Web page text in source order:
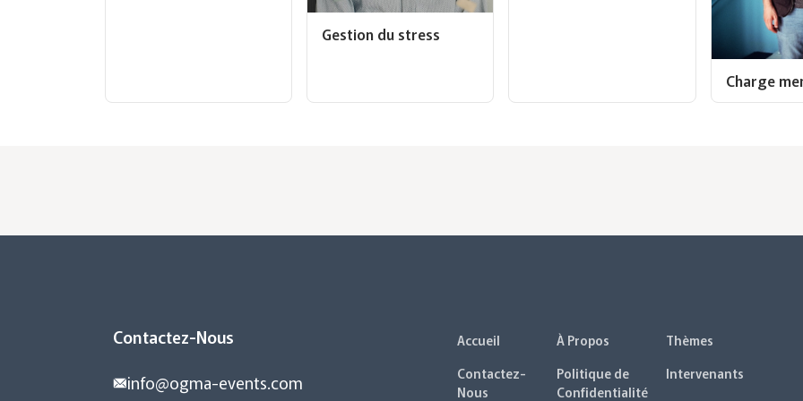
Gestion du stress
Charge
Contactez-Nous
info@ogma-events.com
Accueil À Propos
Thèmes
Contactez-
Nous
Politique de
Confidentialité
Intervenants